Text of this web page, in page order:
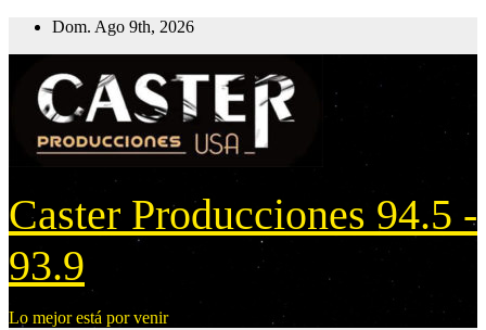
Dom. Ago 9th, 2026
Caster Producciones 94.5 -
93.9
Lo mejor está por venir